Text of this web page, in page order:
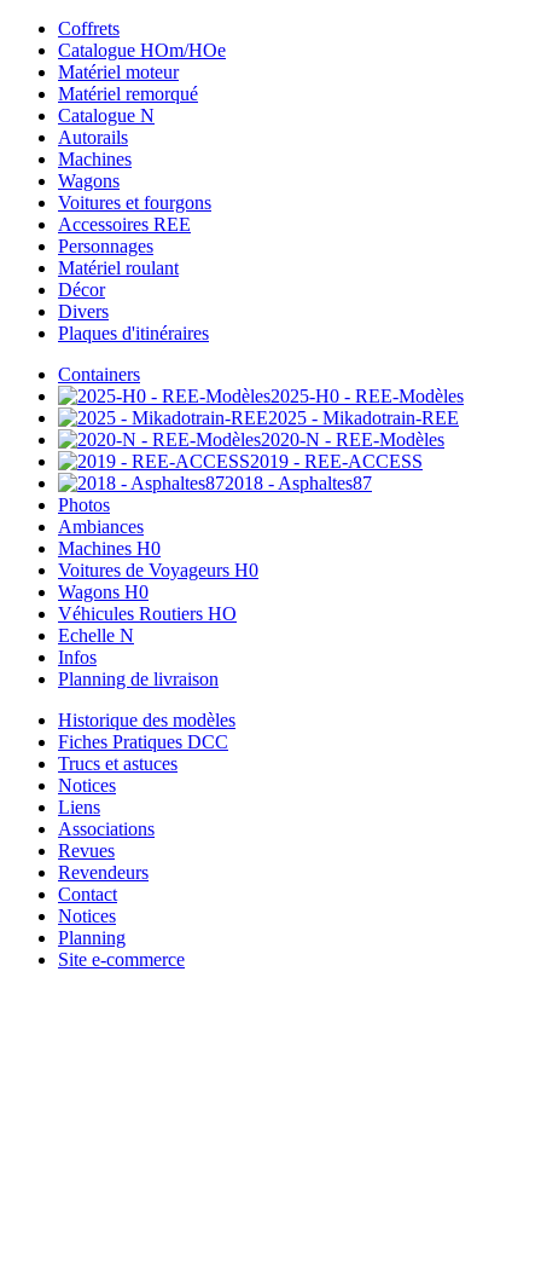
Coffrets
Catalogue HOm/HOe
Matériel moteur
Matériel remorqué
Catalogue N
Autorails
Machines
Wagons
Voitures et fourgons
Accessoires REE
Personnages
Matériel roulant
Décor
Divers
Plaques d'itinéraires
Containers
2025-H0 - REE-Modèles
2025 - Mikadotrain-REE
2020-N - REE-Modèles
2019 - REE-ACCESS
2018 - Asphaltes87
Photos
Ambiances
Machines H0
Voitures de Voyageurs H0
Wagons H0
Véhicules Routiers HO
Echelle N
Infos
Planning de livraison
Historique des modèles
Fiches Pratiques DCC
Trucs et astuces
Notices
Liens
Associations
Revues
Revendeurs
Contact
Notices
Planning
Site e-commerce